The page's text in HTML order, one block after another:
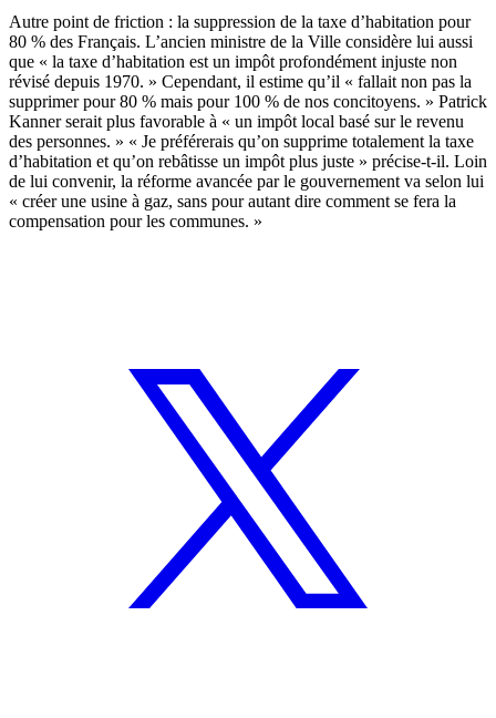
Autre point de friction : la suppression de la taxe d’habitation pour
80 % des Français. L’ancien ministre de la Ville considère lui aussi
que « la taxe d’habitation est un impôt profondément injuste non
révisé depuis 1970. » Cependant, il estime qu’il « fallait non pas la
supprimer pour 80 % mais pour 100 % de nos concitoyens. » Patrick
Kanner serait plus favorable à « un impôt local basé sur le revenu
des personnes. » « Je préférerais qu’on supprime totalement la taxe
d’habitation et qu’on rebâtisse un impôt plus juste » précise-t-il. Loin
de lui convenir, la réforme avancée par le gouvernement va selon lui
« créer une usine à gaz, sans pour autant dire comment se fera la
compensation pour les communes. »